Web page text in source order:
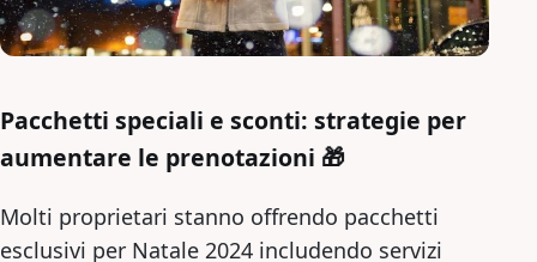
Pacchetti speciali e sconti: strategie per
aumentare le prenotazioni 🎁
Molti proprietari stanno offrendo pacchetti
esclusivi per Natale 2024 includendo servizi